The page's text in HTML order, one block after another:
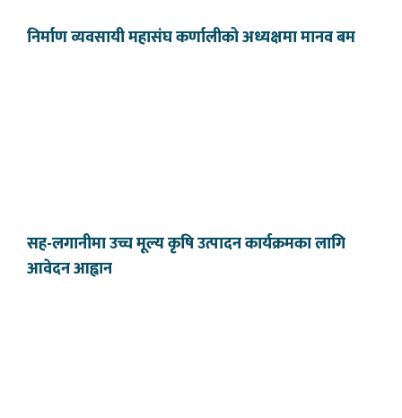
निर्माण व्यवसायी महासंघ कर्णालीको अध्यक्षमा मानव बम
सह-लगानीमा उच्च मूल्य कृषि उत्पादन कार्यक्रमका लागि
आवेदन आह्वान